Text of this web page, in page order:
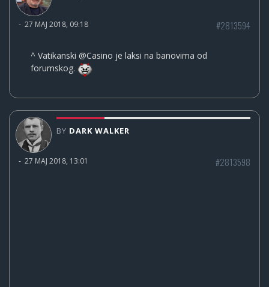
- 27 MAJ 2018, 09:18 #2813594
^ Vatikanski @Casino je laksi na banovima od
forumskog.
BY DARK WALKER
- 27 MAJ 2018, 13:01 #2813598